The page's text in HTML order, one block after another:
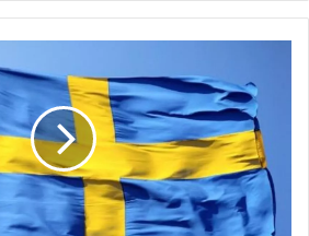
سفارتها
العراق